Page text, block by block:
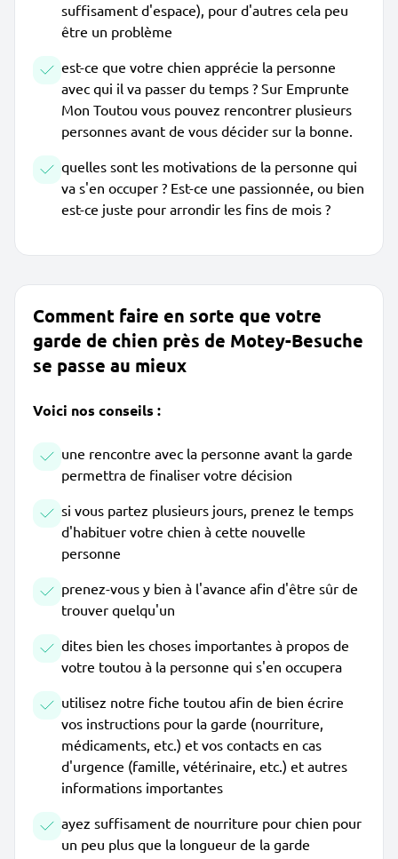
suffisament d'espace), pour d'autres cela peu
être un problème
est-ce que votre chien apprécie la personne
avec qui il va passer du temps ? Sur Emprunte
Mon Toutou vous pouvez rencontrer plusieurs
personnes avant de vous décider sur la bonne.
quelles sont les motivations de la personne qui
va s'en occuper ? Est-ce une passionnée, ou bien
est-ce juste pour arrondir les fins de mois ?
Comment faire en sorte que votre
garde de chien près de Motey-Besuche
se passe au mieux
Voici nos conseils :
une rencontre avec la personne avant la garde
permettra de finaliser votre décision
si vous partez plusieurs jours, prenez le temps
d'habituer votre chien à cette nouvelle
personne
prenez-vous y bien à l'avance afin d'être sûr de
trouver quelqu'un
dites bien les choses importantes à propos de
votre toutou à la personne qui s'en occupera
utilisez notre fiche toutou afin de bien écrire
vos instructions pour la garde (nourriture,
médicaments, etc.) et vos contacts en cas
d'urgence (famille, vétérinaire, etc.) et autres
informations importantes
ayez suffisament de nourriture pour chien pour
un peu plus que la longueur de la garde